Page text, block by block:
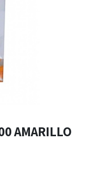
AMARILLO